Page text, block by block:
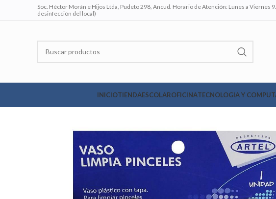
Soc. Héctor Morán e Hijos Ltda, Pudeto 298, Ancud. Horario de Atención: Lunes a Viernes
desinfección del local)
INICIOTIENDAESCOLAROFICINATECNOLOGIA Y